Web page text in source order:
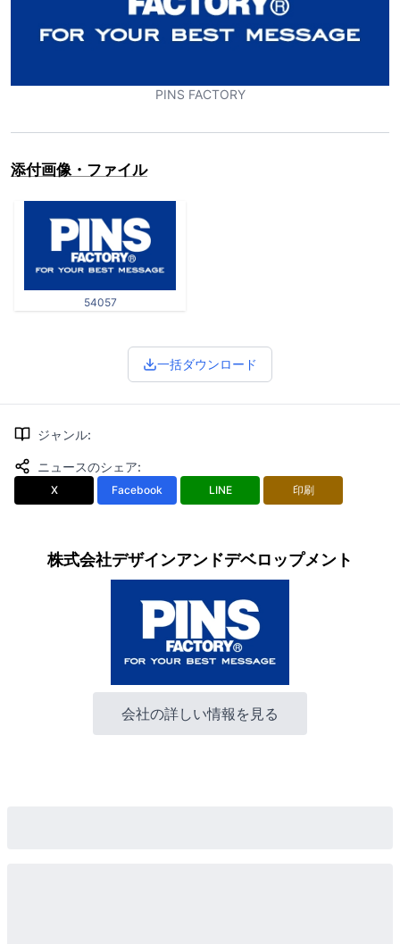
PINS FACTORY
添付画像・ファイル
54057
一括ダウンロード
ジャンル:
ニュースのシェア:
X Facebook LINE 印刷
株式会社デザインアンドデベロップメント
会社の詳しい情報を見る